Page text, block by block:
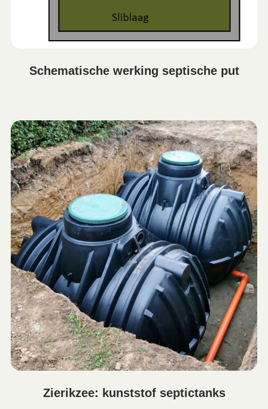
Schematische werking septische put
Zierikzee: kunststof septictanks